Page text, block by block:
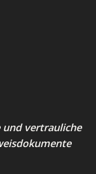
und vertrauliche